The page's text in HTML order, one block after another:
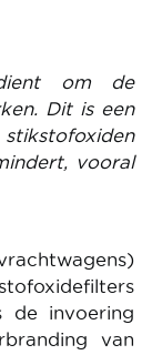
om de
Dit is een
vooral
de invoering
van